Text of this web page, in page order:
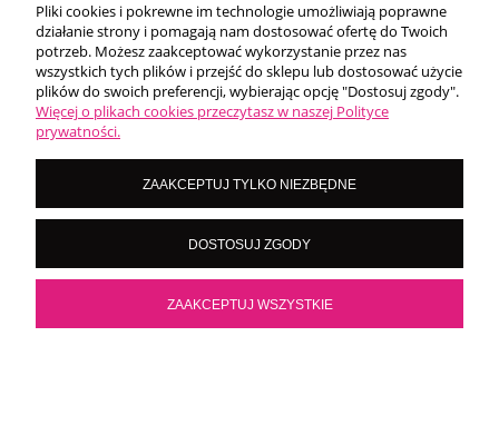
-29%
Pliki cookies i pokrewne im technologie umożliwiają poprawne
działanie strony i pomagają nam dostosować ofertę do Twoich
potrzeb. Możesz zaakceptować wykorzystanie przez nas
wszystkich tych plików i przejść do sklepu lub dostosować użycie
plików do swoich preferencji, wybierając opcję "Dostosuj zgody".
Więcej o plikach cookies przeczytasz w naszej Polityce
prywatności.
ZAAKCEPTUJ TYLKO NIEZBĘDNE
DOSTOSUJ ZGODY
ZAAKCEPTUJ WSZYSTKIE